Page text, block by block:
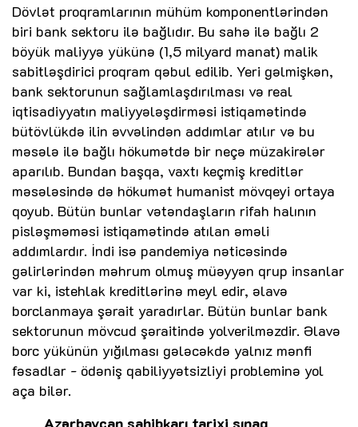
Dövlət proqramlarının mühüm komponentlərindən
biri bank sektoru ilə bağlıdır. Bu sahə ilə bağlı 2
böyük maliyyə yükünə (1,5 milyard manat) malik
sabitləşdirici proqram qəbul edilib. Yeri gəlmişkən,
bank sektorunun sağlamlaşdırılması və real
iqtisadiyyatın maliyyələşdirməsi istiqamətində
bütövlükdə ilin əvvəlindən addımlar atılır və bu
məsələ ilə bağlı hökumətdə bir neçə müzakirələr
aparılıb. Bundan başqa, vaxtı keçmiş kreditlər
məsələsində də hökumət humanist mövqeyi ortaya
qoyub. Bütün bunlar vətəndaşların rifah halının
pisləşməməsi istiqamətində atılan əməli
addımlardır. İndi isə pandemiya nəticəsində
gəlirlərindən məhrum olmuş müəyyən qrup insanlar
var ki, istehlak kreditlərinə meyl edir, əlavə
borclanmaya şərait yaradırlar. Bütün bunlar bank
sektorunun mövcud şəraitində yolverilməzdir. Əlavə
borc yükünün yığılması gələcəkdə yalnız mənfi
fəsadlar - ödəniş qabiliyyətsizliyi probleminə yol
aça bilər.
Azərbaycan sahibkarı tarixi sınaq